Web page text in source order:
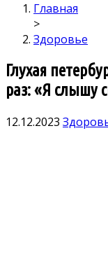
Главная
>
Здоровье
Глухая
раз: «Я слышу
12.12.2023